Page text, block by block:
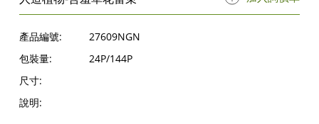
產品編號:
27609NGN
包裝量:
24P/144P
尺寸:
說明: